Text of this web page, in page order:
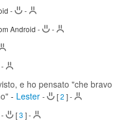
- -
Android - -
-
e ho pensato "che bravo
- Lester - [2 ]-
- [3 ]-